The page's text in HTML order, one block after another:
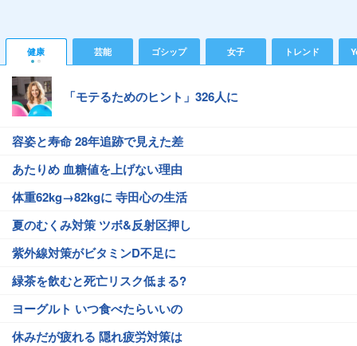
健康 芸能 ゴシップ 女子 トレンド
「モテるためのヒント」326人に
容姿と寿命 28年追跡で見えた差
あたりめ 血糖値を上げない理由
体重62kg→82kgに 寺田心の生活
夏のむくみ対策 ツボ&反射区押し
紫外線対策がビタミンD不足に
緑茶を飲むと死亡リスク低まる?
ヨーグルト いつ食べたらいいの
休みだが疲れる 隠れ疲労対策は